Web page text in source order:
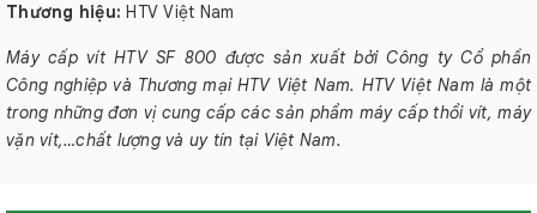
Thương hiệu: HTV Việt Nam
Máy cấp vít HTV SF 800 được sản xuất bởi Công ty Cổ phần
Công nghiệp và Thương mại HTV Việt Nam. HTV Việt Nam là một
trong những đơn vị cung cấp các sản phẩm máy cấp thổi vít, máy
vặn vít,…chất lượng và uy tín tại Việt Nam.